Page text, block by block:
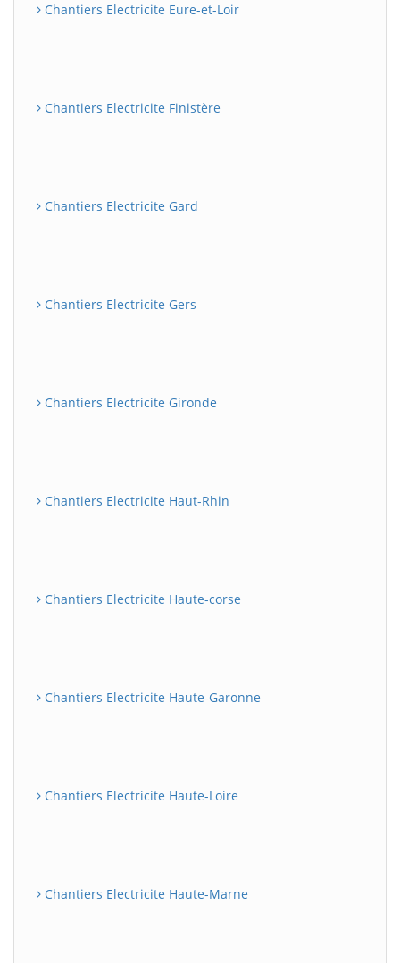
Chantiers Electricite Eure-et-Loir
Chantiers Electricite Finistère
Chantiers Electricite Gard
Chantiers Electricite Gers
Chantiers Electricite Gironde
Chantiers Electricite Haut-Rhin
Chantiers Electricite Haute-corse
Chantiers Electricite Haute-Garonne
Chantiers Electricite Haute-Loire
Chantiers Electricite Haute-Marne